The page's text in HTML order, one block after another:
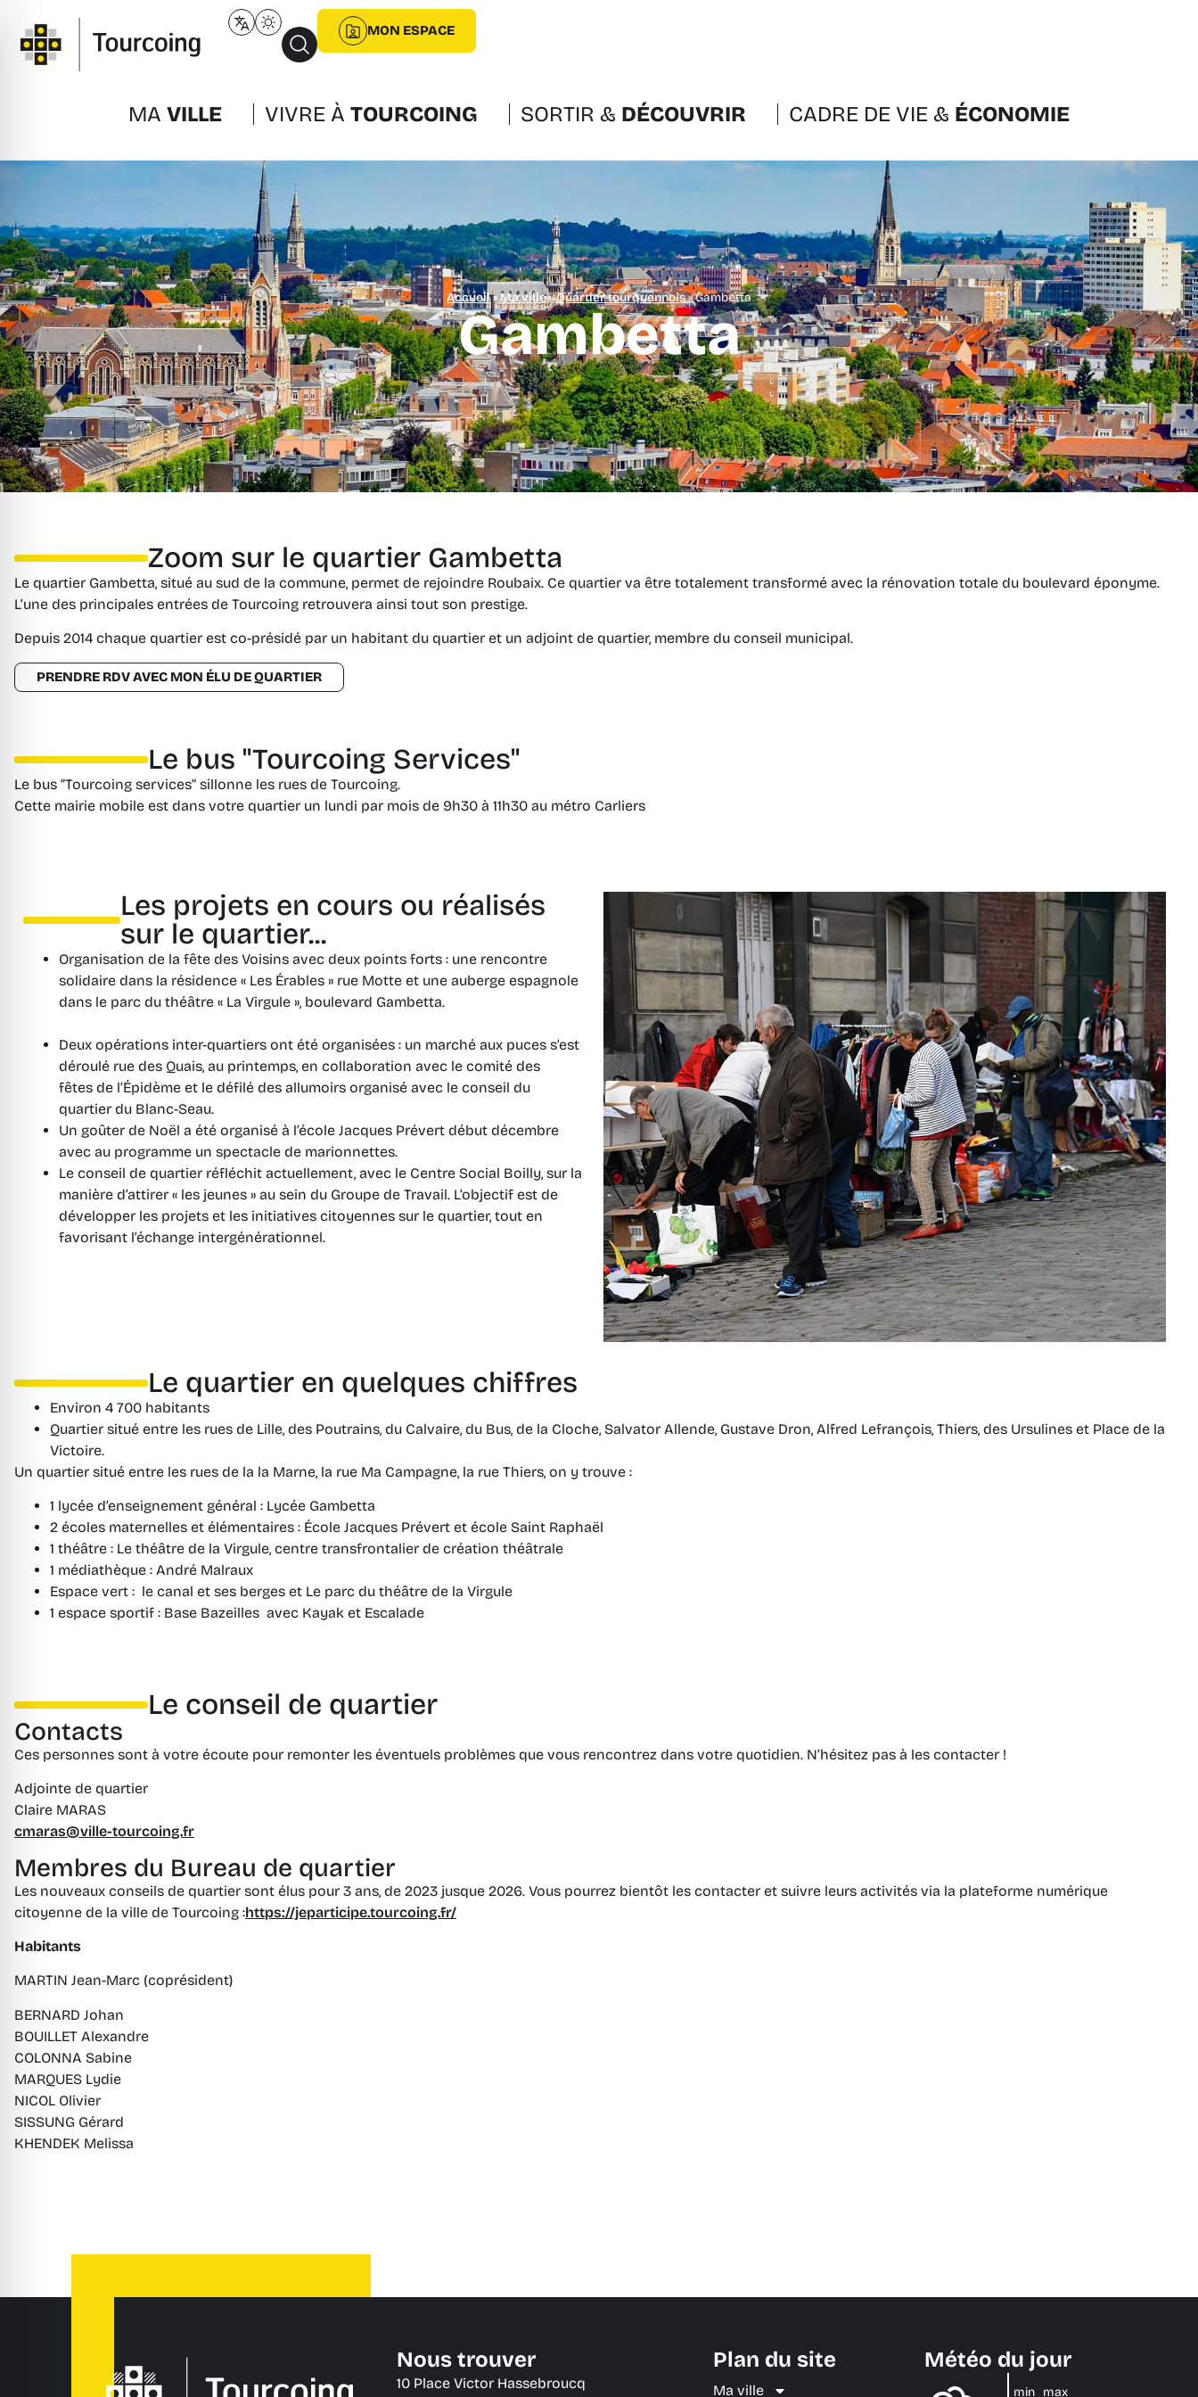
MON ESPACE
MA VILLE VIVRE À TOURCOING SORTIR & DÉCOUVRIR CADRE DE VIE & ÉCONOMIE
Accueil»Ma ville»Quartier tourquennois»Gambetta
Gambetta
Zoom sur le quartier Gambetta
Le quartier Gambetta, situé au sud de la commune, permet de rejoindre Roubaix. Ce quartier va être totalement transformé avec la rénovation totale du boulevard éponyme.
L’une des principales entrées de Tourcoing retrouvera ainsi tout son prestige.
Depuis 2014 chaque quartier est co-présidé par un habitant du quartier et un adjoint de quartier, membre du conseil municipal.
PRENDRE RDV AVEC MON ÉLU DE QUARTIER
Le bus "Tourcoing Services"
Le bus “Tourcoing services” sillonne les rues de Tourcoing.
Cette mairie mobile est dans votre quartier un lundi par mois de 9h30 à 11h30 au métro Carliers
Les projets en cours ou réalisés
sur le quartier...
Organisation de la fête des Voisins avec deux points forts : une rencontre
solidaire dans la résidence « Les Érables » rue Motte et une auberge espagnole
dans le parc du théâtre « La Virgule », boulevard Gambetta.
Deux opérations inter-quartiers ont été organisées : un marché aux puces s’est
déroulé rue des Quais, au printemps, en collaboration avec le comité des
fêtes de l’Épidème et le défilé des allumoirs organisé avec le conseil du
quartier du Blanc-Seau.
Un goûter de Noël a été organisé à l’école Jacques Prévert début décembre
avec au programme un spectacle de marionnettes.
Le conseil de quartier réfléchit actuellement, avec le Centre Social Boilly, sur la
manière d’attirer « les jeunes » au sein du Groupe de Travail. L’objectif est de
développer les projets et les initiatives citoyennes sur le quartier, tout en
favorisant l’échange intergénérationnel.
Le quartier en quelques chiffres
Environ 4 700 habitants
Quartier situé entre les rues de Lille, des Poutrains, du Calvaire, du Bus, de la Cloche, Salvator Allende, Gustave Dron, Alfred Lefrançois, Thiers, des Ursulines et Place de la
Victoire.
Un quartier situé entre les rues de la la Marne, la rue Ma Campagne, la rue Thiers, on y trouve :
1 lycée d’enseignement général : Lycée Gambetta
2 écoles maternelles et élémentaires : École Jacques Prévert et école Saint Raphaël
1 théâtre : Le théâtre de la Virgule, centre transfrontalier de création théâtrale
1 médiathèque : André Malraux
Espace vert : le canal et ses berges et Le parc du théâtre de la Virgule
1 espace sportif : Base Bazeilles avec Kayak et Escalade
Le conseil de quartier
Contacts
Ces personnes sont à votre écoute pour remonter les éventuels problèmes que vous rencontrez dans votre quotidien. N’hésitez pas à les contacter !
Adjointe de quartier
Claire MARAS
cmaras@ville-tourcoing.fr
Membres du Bureau de quartier
Les nouveaux conseils de quartier sont élus pour 3 ans, de 2023 jusque 2026. Vous pourrez bientôt les contacter et suivre leurs activités via la plateforme numérique
citoyenne de la ville de Tourcoing :https://jeparticipe.tourcoing.fr/
Habitants
MARTIN Jean-Marc (coprésident)
BERNARD Johan
BOUILLET Alexandre
COLONNA Sabine
MARQUES Lydie
NICOL Olivier
SISSUNG Gérard
KHENDEK Melissa
Nous trouver
10 Place Victor Hassebroucq
Plan du site
Ma ville
Météo du jour
min max